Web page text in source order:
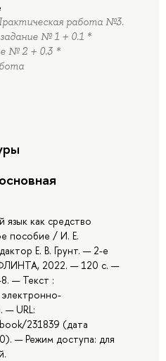
работа №3.
№ 1 + 0.1 *
№ 2 + 0.3 *
язык как средство
пособие / И. Е.
Е. В. Грунт. — 2-е
2022. — 120 с. —
— Текст :
— URL:
231839 (дата
— Режим доступа: для